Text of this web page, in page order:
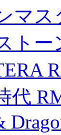
マ
トー
代